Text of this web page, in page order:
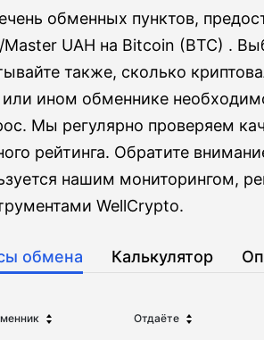
обменных пунктов,
Master UAH на Bitcoin (BTC) .
также, сколько
ином обменнике
Мы регулярно проверяем
рейтинга. Обратите
нашим мониторингом,
WellCrypto.
обмена Калькулятор
Отдаёте